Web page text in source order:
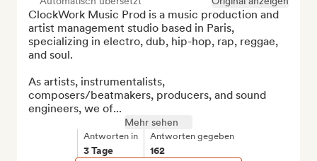
ClockWork Music Prod is a music production and
artist management studio based in Paris,
specializing in electro, dub, hip-hop, rap, reggae,
and soul.
As artists, instrumentalists,
composers/beatmakers, producers, and sound
engineers, we of...
Mehr sehen
Antworten in
3 Tage
Antworten gegeben
162